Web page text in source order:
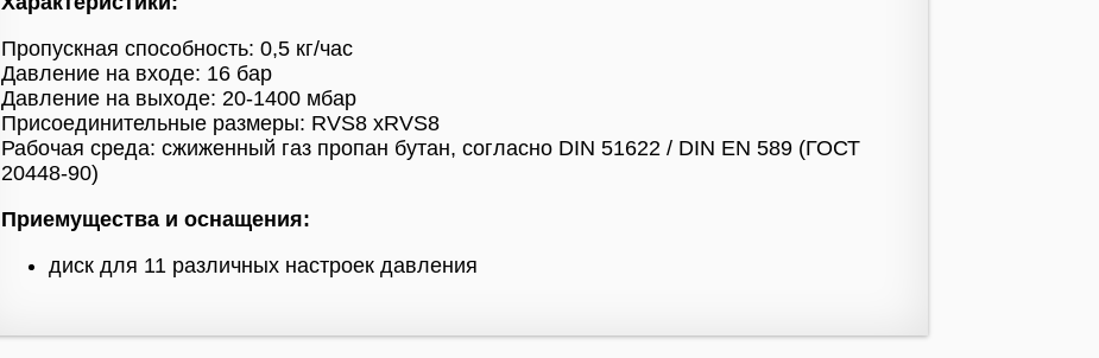
Пропускная способность: 0,5 кг/час
Давление на входе: 16 бар
Давление на выходе: 20-1400 мбар
Присоединительные размеры: RVS8 xRVS8
Рабочая среда: сжиженный газ пропан бутан, согласно DIN 51622 / DIN EN 589 (ГОСТ
20448-90)
Приемущества и оснащения:
диск для 11 различных настроек давления